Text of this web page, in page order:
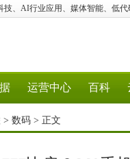
技、AI行业应用、媒体智能、低
运营中心 百科
> 数码 > 正文